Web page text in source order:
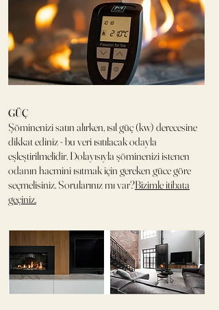
GÜÇ
Şöminenizi satın alırken, ısıl güç (kw) derecesine
dikkat ediniz - bu veri ısıtılacak odayla
eşleştirilmelidir. Dolayısıyla şöminenizi istenen
odanın hacmini ısıtmak için gereken güce göre
seçmelisiniz. Sorularınız mı var?Bizimle itibata
geçiniz.